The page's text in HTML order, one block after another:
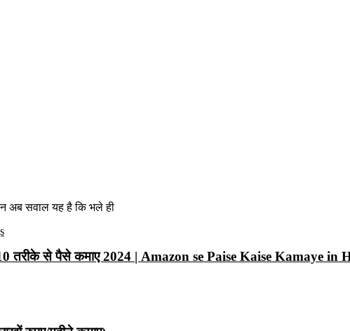
अब सवाल यह है कि भले ही
से पैसे कमाए 2024 | Amazon se Paise Kaise Kamaye in